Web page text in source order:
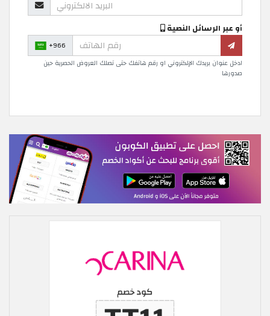
أو عبر الرسائل النصية
+966
ادخل عنوان بريدك الإلكتروني او رقم هاتفك حتى تصلك العروض الحصرية حين
صدورها